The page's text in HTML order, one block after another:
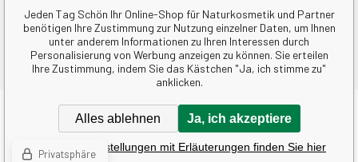
Copyright © 2026 Krásná Každý Den s.r.o.
Alle Rechte vorbehalten.
Eshops & webseitenBINARGON.cz-Lageplan
Jeden Tag Schön Ihr Online-Shop für Naturkosmetik und Partner
benötigen Ihre Zustimmung zur Nutzung einzelner Daten, um Ihnen
unter anderem Informationen zu Ihren Interessen durch
Personalisierung von Werbung anzeigen zu können. Sie erteilen
Ihre Zustimmung, indem Sie das Kästchen "Ja, ich stimme zu"
anklicken.
Alles ablehnen Ja, ich akzeptiere
Detaillierte Einstellungen mit Erläuterungen finden Sie hier
Privatsphäre